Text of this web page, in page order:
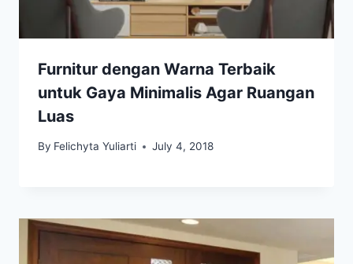
Furnitur dengan Warna Terbaik
untuk Gaya Minimalis Agar Ruangan
Luas
By Felichyta Yuliarti July 4, 2018